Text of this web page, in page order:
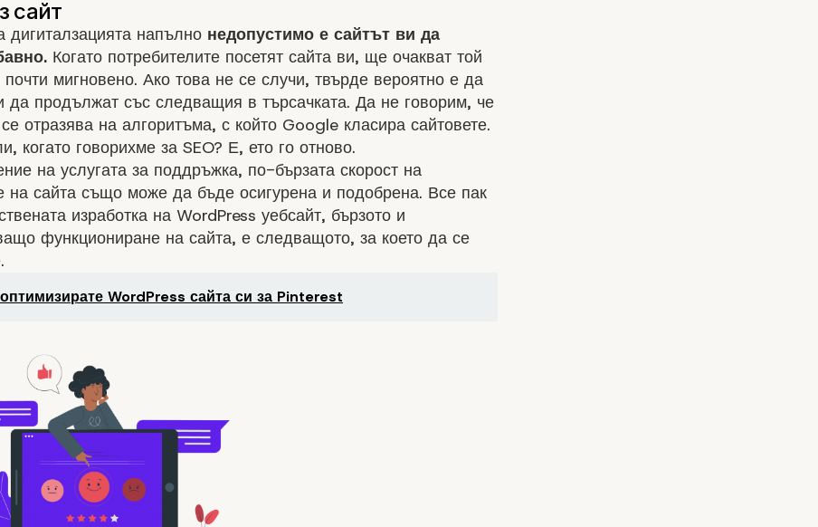
дигиталзацията напълно недопустимо е сайтът ви да
Когато потребителите посетят сайта ви, ще очакват той
мигновено. Ако това не се случи, твърде вероятно е да
да продължат със следващия в търсачката. Да не говорим, че
се отразява на алгоритъма, с който Google класира сайтовете.
когато говорихме за SEO? Е, ето го отново.
на услугата за поддръжка, по-бързата скорост на
на сайта също може да бъде осигурена и подобрена. Все пак
изработка на WordPress уебсайт, бързото и
функциониране на сайта, е следващото, за което да се
WordPress сайта си за Pinterest